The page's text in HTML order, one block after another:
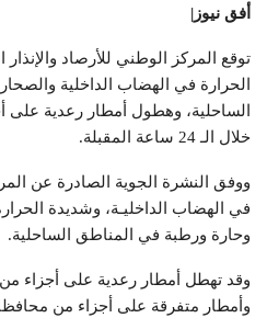
أفق نيوز|
توقع المركز الوطني للأرصاد
الحرارة في الهضاب الداخلية
الساحلية، وهطول أمطار رعدية على
خلال الـ 24 ساعة المقبلة.
ووفق النشرة الجوية الصادرة عن
في الهضاب الداخليـة، وشديدة
وحارة ورطبة في المناطق الساحلية.
وقد تهطل أمطار رعدية على أجزاء
وأمطار متفرقة على أجزاء من